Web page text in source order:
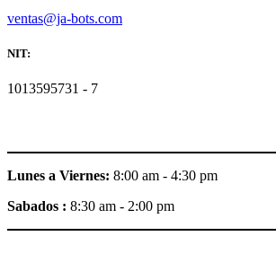
ventas@ja-bots.com
NIT:
1013595731 - 7
Lunes a Viernes: 8:00 am - 4:30 pm
Sabados : 8:30 am - 2:00 pm